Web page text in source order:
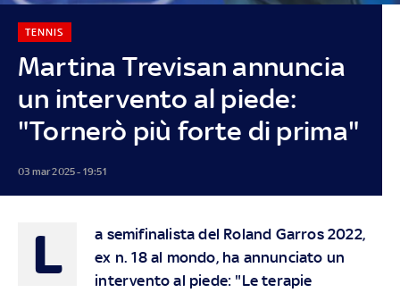
Martina Trevisan annuncia
un intervento al piede:
"Tornerò più forte di prima"
TENNIS
03 mar 2025 - 19:51
L
a semifinalista del Roland Garros 2022,
ex n. 18 al mondo, ha annunciato un
intervento al piede: "Le terapie